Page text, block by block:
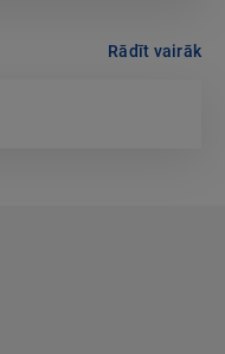
Rādīt vairāk